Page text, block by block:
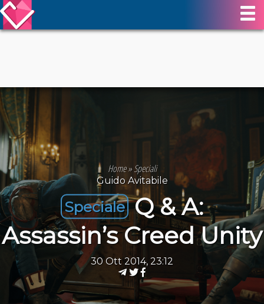
Home»Speciali
Guido Avitabile
Speciale Q & A:
Assassin’s Creed Unity
30 Ott 2014, 23:12